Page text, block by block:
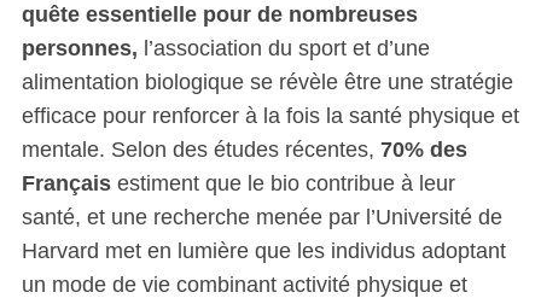
quête essentielle pour de nombreuses
personnes, l’association du sport et d’une
alimentation biologique se révèle être une stratégie
efficace pour renforcer à la fois la santé physique et
mentale. Selon des études récentes, 70% des
Françaisestiment que le bio contribue à leur
santé, et une recherche menée par l’Université de
Harvard met en lumière que les individus adoptant
un mode de vie combinant activité physique et